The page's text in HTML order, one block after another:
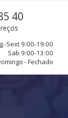
40
Sext 9:00-19:00
Sab 9:00-13:00
- Fechado